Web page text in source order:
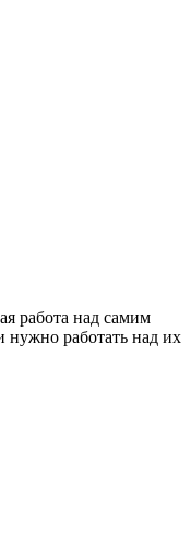
работа над самим
нужно работать над их